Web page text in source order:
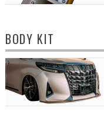
BODY KIT